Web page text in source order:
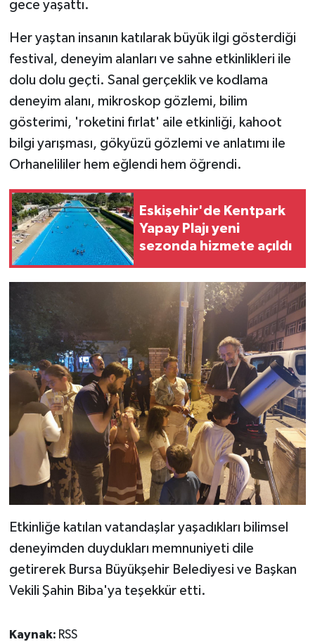
gece yaşattı.
Her yaştan insanın katılarak büyük ilgi gösterdiği
festival, deneyim alanları ve sahne etkinlikleri ile
dolu dolu geçti. Sanal gerçeklik ve kodlama
deneyim alanı, mikroskop gözlemi, bilim
gösterimi, 'roketini fırlat' aile etkinliği, kahoot
bilgi yarışması, gökyüzü gözlemi ve anlatımı ile
Orhanelililer hem eğlendi hem öğrendi.
Eskişehir'de Kentpark
Yapay Plajı yeni
sezonda hizmete açıldı
Etkinliğe katılan vatandaşlar yaşadıkları bilimsel
deneyimden duydukları memnuniyeti dile
getirerek Bursa Büyükşehir Belediyesi ve Başkan
Vekili Şahin Biba'ya teşekkür etti.
Kaynak: RSS